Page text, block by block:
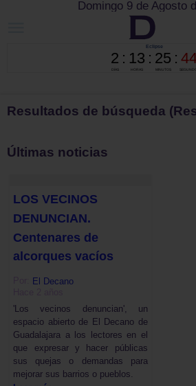
Domingo 9 de Agosto
Resultados de búsqueda
Últimas noticias
LOS VECINOS
DENUNCIAN.
Centenares de
alcorques vacíos
El Decano
'Los vecinos denuncian', un
espacio abierto de El Decano de
Guadalajara a los lectores en el
que expresar y hacer públicas
sus quejas o demandas para
mejorar sus barrios o pueblos.